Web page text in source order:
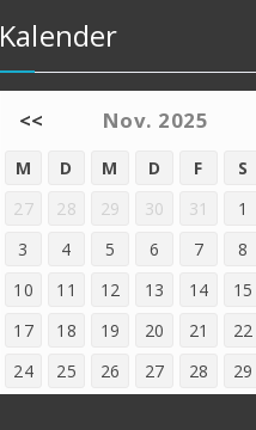
Kalender
<< Nov. 2025
M D M D F S
27
28 29 30 31 1
3
4 5 6 7 8
10
11 12 13 14 15
17
18 19 20 21 22
24
25 26 27 28 29